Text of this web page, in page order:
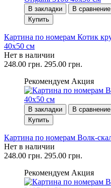
В закладки
В сравнение
Купить
Картина по номерам Котик
40x50 см
Нет в наличии
248.00 грн. 295.00 грн.
Рекомендуем Акция
В закладки
В сравнение
Купить
Картина по номерам Волк-
Нет в наличии
248.00 грн. 295.00 грн.
Рекомендуем Акция